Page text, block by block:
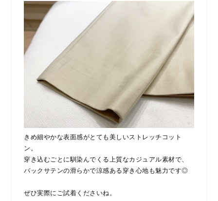
きめ細やかな表面感がとても美しいストレッチコット
ン。
穿き込むごとに馴染んでくる上質なカジュアル素材で、
バックサテンの滑らかで涼感ある穿き心地も魅力です◎
ぜひ実際にご試着くださいね。